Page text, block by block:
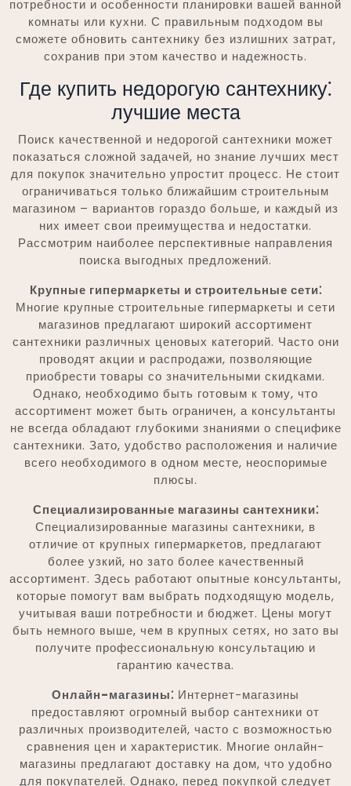
потребности и особенности планировки вашей ванной
комнаты или кухни. С правильным подходом вы
сможете обновить сантехнику без излишних затрат,
сохранив при этом качество и надежность.
Где купить недорогую сантехнику⁚
лучшие места
Поиск качественной и недорогой сантехники может
показаться сложной задачей, но знание лучших мест
для покупок значительно упростит процесс. Не стоит
ограничиваться только ближайшим строительным
магазином – вариантов гораздо больше, и каждый из
них имеет свои преимущества и недостатки.
Рассмотрим наиболее перспективные направления
поиска выгодных предложений.
Крупные гипермаркеты и строительные сети⁚
Многие крупные строительные гипермаркеты и сети
магазинов предлагают широкий ассортимент
сантехники различных ценовых категорий. Часто они
проводят акции и распродажи, позволяющие
приобрести товары со значительными скидками.
Однако, необходимо быть готовым к тому, что
ассортимент может быть ограничен, а консультанты
не всегда обладают глубокими знаниями о специфике
сантехники. Зато, удобство расположения и наличие
всего необходимого в одном месте, неоспоримые
плюсы.
Специализированные магазины сантехники⁚
Специализированные магазины сантехники, в
отличие от крупных гипермаркетов, предлагают
более узкий, но зато более качественный
ассортимент. Здесь работают опытные консультанты,
которые помогут вам выбрать подходящую модель,
учитывая ваши потребности и бюджет. Цены могут
быть немного выше, чем в крупных сетях, но зато вы
получите профессиональную консультацию и
гарантию качества.
Онлайн-магазины⁚ Интернет-магазины
предоставляют огромный выбор сантехники от
различных производителей, часто с возможностью
сравнения цен и характеристик. Многие онлайн-
магазины предлагают доставку на дом, что удобно
для покупателей. Однако, перед покупкой следует